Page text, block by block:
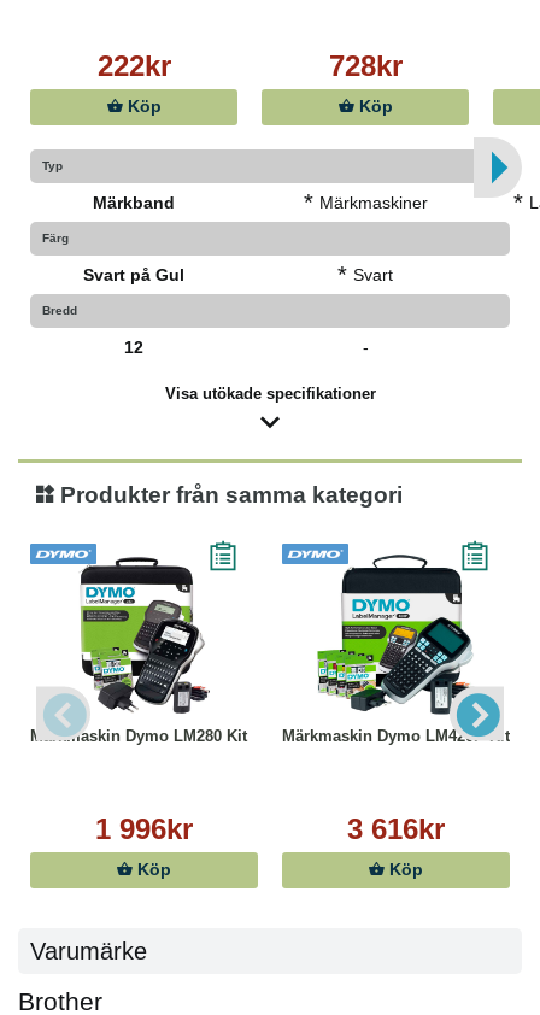
222kr
Köp
728kr
Köp
Typ
Märkband * Märkmaskiner *
Färg
Svart på Gul * Svart
Bredd
12 -
Visa utökade specifikationer
Produkter från samma kategori
Märkmaskin Dymo LM280 Kit
1 996kr
Köp
Märkmaskin Dymo LM420P Kit
3 616kr
Köp
Varumärke
Brother